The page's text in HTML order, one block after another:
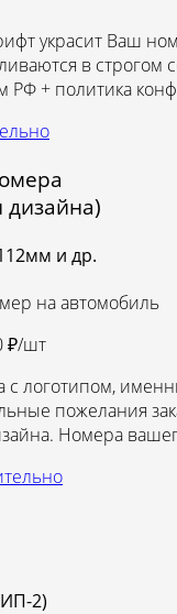
украсит Ваш
в строгом
РФ + политика
дизайна)
и др.
₽/шт
с логотипом,
пожелания
Номера
2)